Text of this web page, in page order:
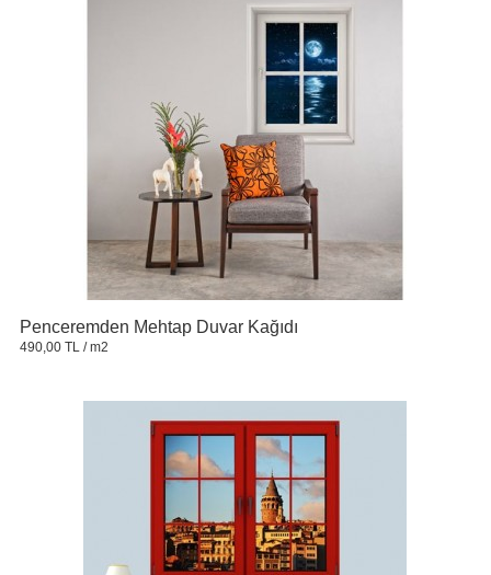
Penceremden Mehtap Duvar Kağıdı
490,00 TL / m2